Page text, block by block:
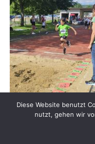
Diese Website benutzt
nutzt, gehen wir